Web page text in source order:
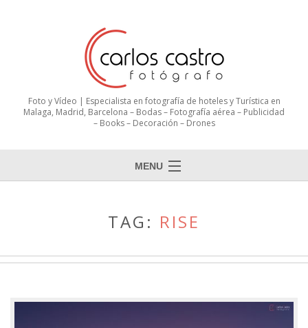
Foto y Vídeo | Especialista en fotografía de hoteles y Turística en
Malaga, Madrid, Barcelona – Bodas – Fotografía aérea – Publicidad
– Books – Decoración – Drones
MENU
TAG: RISE